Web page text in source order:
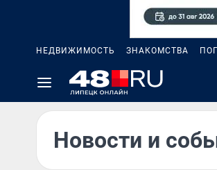
НЕДВИЖИМОСТЬ ЗНАКОМСТВА
Новости и